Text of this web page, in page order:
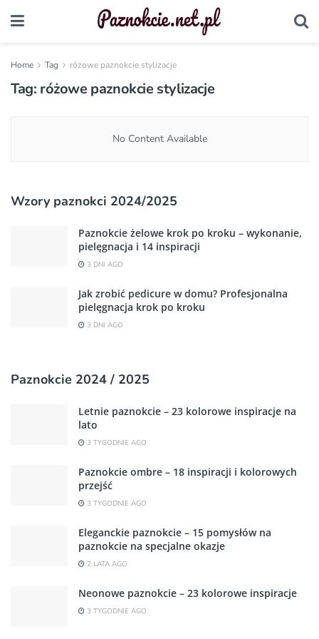
Home Tag różowe paznokcie stylizacje
Tag: różowe paznokcie stylizacje
No Content Available
Wzory paznokci 2024/2025
Paznokcie żelowe krok po kroku – wykonanie,
pielęgnacja i 14 inspiracji
3 DNI AGO
Jak zrobić pedicure w domu? Profesjonalna
pielęgnacja krok po kroku
3 DNI AGO
Paznokcie 2024 / 2025
Letnie paznokcie – 23 kolorowe inspiracje na
lato
3 TYGODNIE AGO
Paznokcie ombre – 18 inspiracji i kolorowych
przejść
3 TYGODNIE AGO
Eleganckie paznokcie – 15 pomysłów na
paznokcie na specjalne okazje
2 LATA AGO
Neonowe paznokcie – 23 kolorowe inspiracje
3 TYGODNIE AGO